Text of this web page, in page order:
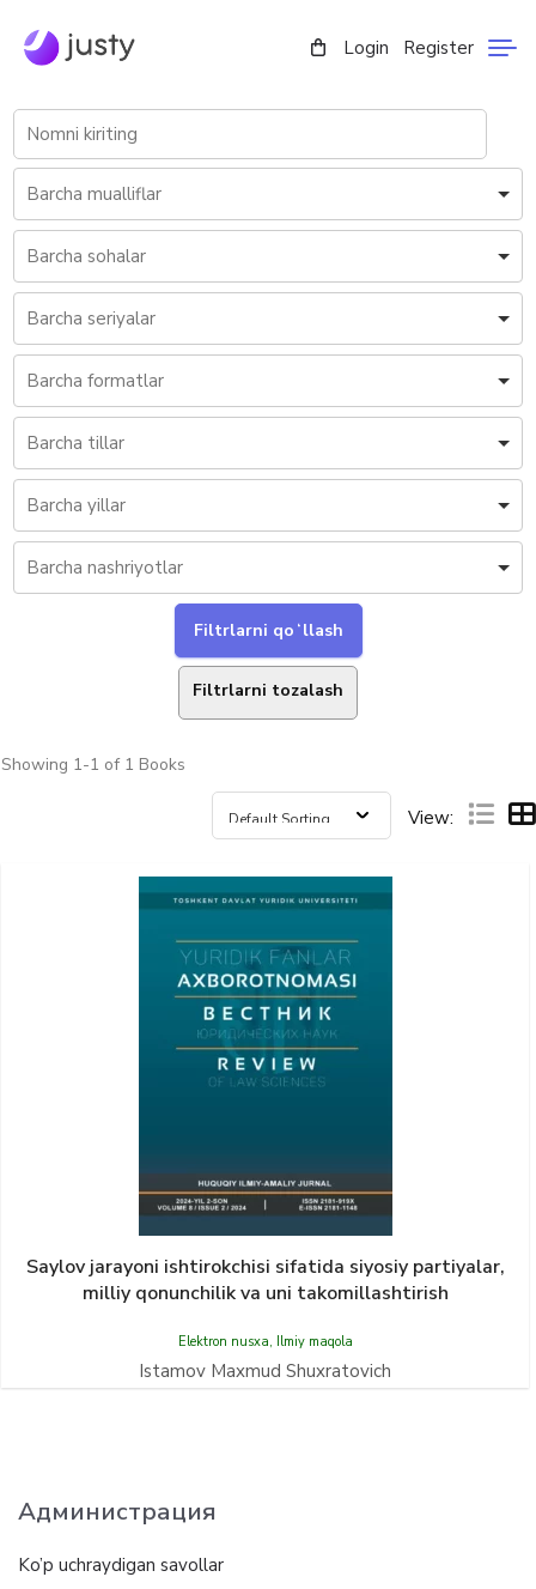
Login Register
Filtrlarni tozalash
Showing 1-1 of 1 Books
View:
Saylov jarayoni ishtirokchisi sifatida siyosiy partiyalar,
milliy qonunchilik va uni takomillashtirish
Elektron nusxa, Ilmiy maqola
Istamov Maxmud Shuxratovich
Администрация
Ko’p uchraydigan savollar